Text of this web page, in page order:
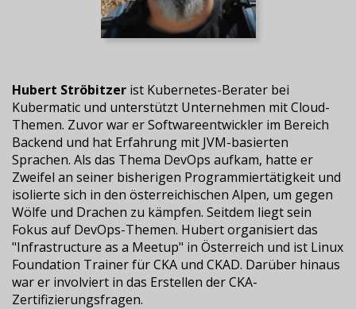
Hubert Ströbitzer ist Kubernetes-Berater bei
Kubermatic und unterstützt Unternehmen mit Cloud-
Themen. Zuvor war er Softwareentwickler im Bereich
Backend und hat Erfahrung mit JVM-basierten
Sprachen. Als das Thema DevOps aufkam, hatte er
Zweifel an seiner bisherigen Programmiertätigkeit und
isolierte sich in den österreichischen Alpen, um gegen
Wölfe und Drachen zu kämpfen. Seitdem liegt sein
Fokus auf DevOps-Themen. Hubert organisiert das
"Infrastructure as a Meetup" in Österreich und ist Linux
Foundation Trainer für CKA und CKAD. Darüber hinaus
war er involviert in das Erstellen der CKA-
Zertifizierungsfragen.